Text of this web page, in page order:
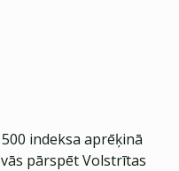
indeksa aprēķinā
pārspēt Volstrītas